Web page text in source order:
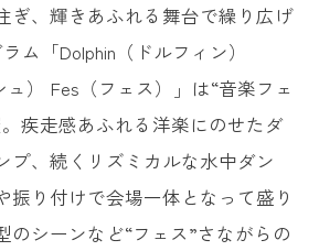
ぎ、輝きあふれる舞台で繰り広げ
ム「Dolphin（ドルフィン）
） Fes（フェス）」は“音楽フェ
疾走感あふれる洋楽にのせたダ
プ、続くリズミカルな水中ダン
振り付けで会場一体となって盛り
のシーンなど“フェス”さながらの